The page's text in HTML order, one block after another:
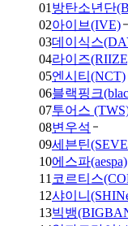
01 방탄소년단
02아이브(IVE)
03데이식스
04라이즈
05엔시티(NCT)
06블랙핑크
07투어스
08변우석
09세븐틴
10에스파(aespa)
11 코르티스
12샤이니
13빅뱅